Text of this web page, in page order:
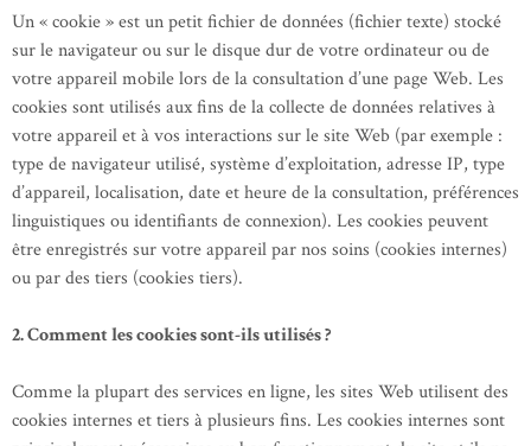
Un « cookie » est un petit fichier de données (fichier texte) stocké
sur le navigateur ou sur le disque dur de votre ordinateur ou de
votre appareil mobile lors de la consultation d’une page Web. Les
cookies sont utilisés aux fins de la collecte de données relatives à
votre appareil et à vos interactions sur le site Web (par exemple :
type de navigateur utilisé, système d’exploitation, adresse IP, type
d’appareil, localisation, date et heure de la consultation, préférences
linguistiques ou identifiants de connexion). Les cookies peuvent
être enregistrés sur votre appareil par nos soins (cookies internes)
ou par des tiers (cookies tiers).
2. Comment les cookies sont-ils utilisés ?
Comme la plupart des services en ligne, les sites Web utilisent des
cookies internes et tiers à plusieurs fins. Les cookies internes sont